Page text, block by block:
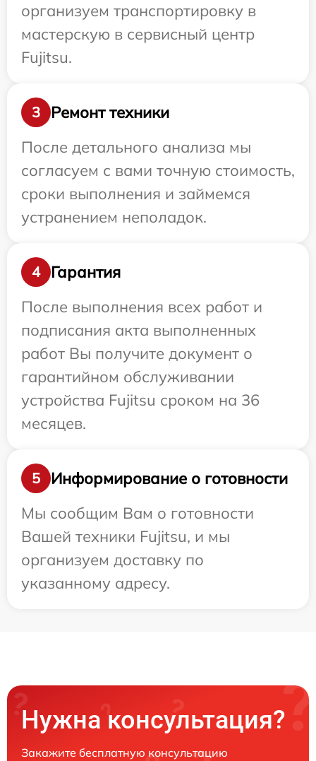
организуем транспортировку в
мастерскую в сервисный центр
Fujitsu.
3
Ремонт техники
После детального анализа мы
согласуем с вами точную стоимость,
сроки выполнения и займемся
устранением неполадок.
4
Гарантия
После выполнения всех работ и
подписания акта выполненных
работ Вы получите документ о
гарантийном обслуживании
устройства Fujitsu сроком на 36
месяцев.
5
Информирование о готовности
Мы сообщим Вам о готовности
Вашей техники Fujitsu, и мы
организуем доставку по
указанному адресу.
Нужна консультация?
Закажите бесплатную консультацию